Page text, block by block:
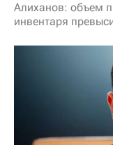
Алиханов: объем
инвентаря